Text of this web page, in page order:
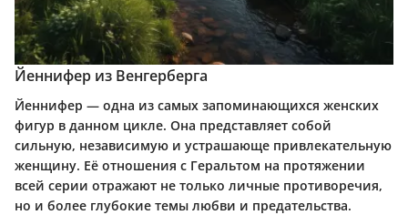
Йеннифер из Венгерберга
Йеннифер — одна из самых запоминающихся женских
фигур в данном цикле. Она представляет собой
сильную, независимую и устрашающе привлекательную
женщину. Её отношения с Геральтом на протяжении
всей серии отражают не только личные противоречия,
но и более глубокие темы любви и предательства.